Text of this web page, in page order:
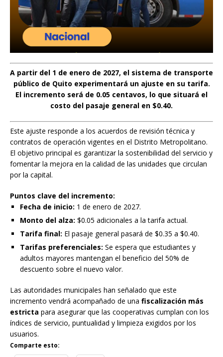
A partir del 1 de enero de 2027, el sistema de transporte
público de Quito experimentará un ajuste en su tarifa.
El incremento será de 0.05 centavos, lo que situará el
costo del pasaje general en $0.40.
Este ajuste responde a los acuerdos de revisión técnica y
contratos de operación vigentes en el Distrito Metropolitano.
El objetivo principal es garantizar la sostenibilidad del servicio y
fomentar la mejora en la calidad de las unidades que circulan
por la capital.
Puntos clave del incremento:
Fecha de inicio: 1 de enero de 2027.
Monto del alza: $0.05 adicionales a la tarifa actual.
Tarifa final: El pasaje general pasará de $0.35 a $0.40.
Tarifas preferenciales: Se espera que estudiantes y
adultos mayores mantengan el beneficio del 50% de
descuento sobre el nuevo valor.
Las autoridades municipales han señalado que este
incremento vendrá acompañado de una fiscalización más
estricta para asegurar que las cooperativas cumplan con los
índices de servicio, puntualidad y limpieza exigidos por los
usuarios.
Comparte esto: